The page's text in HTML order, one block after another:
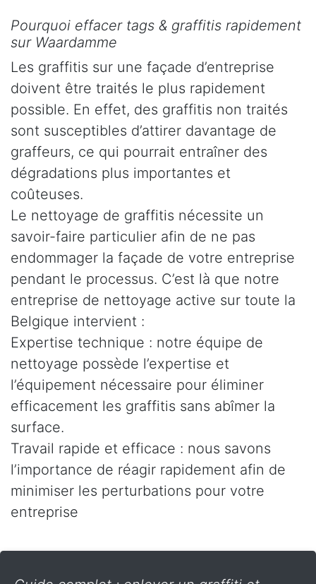
Pourquoi effacer tags & graffitis rapidement
sur Waardamme
Les graffitis sur une façade d’entreprise
doivent être traités le plus rapidement
possible. En effet, des graffitis non traités
sont susceptibles d’attirer davantage de
graffeurs, ce qui pourrait entraîner des
dégradations plus importantes et
coûteuses.
Le nettoyage de graffitis nécessite un
savoir-faire particulier afin de ne pas
endommager la façade de votre entreprise
pendant le processus. C’est là que notre
entreprise de nettoyage active sur toute la
Belgique intervient :
Expertise technique : notre équipe de
nettoyage possède l’expertise et
l’équipement nécessaire pour éliminer
efficacement les graffitis sans abîmer la
surface.
Travail rapide et efficace : nous savons
l’importance de réagir rapidement afin de
minimiser les perturbations pour votre
entreprise